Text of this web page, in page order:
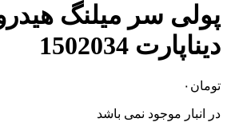
پولی سر میلنگ
دیناپارت 1502034
تومان ۰
در انبار موجود نمی باشد